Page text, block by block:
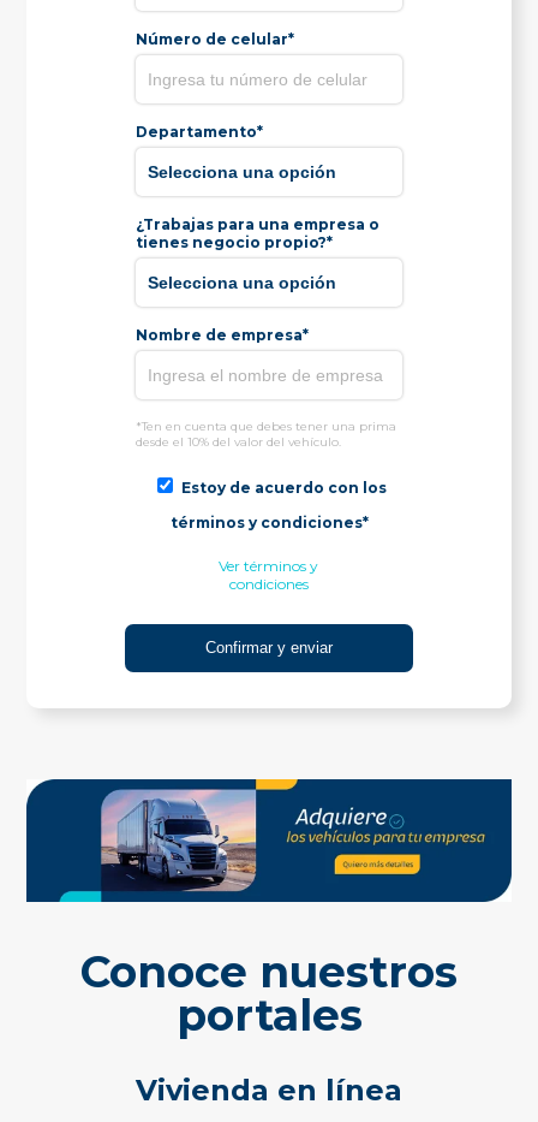
Número de celular*
Departamento*
¿Trabajas para una empresa o
tienes negocio propio?*
Nombre de empresa*
*Ten en cuenta que debes tener una prima
desde el 10% del valor del vehículo.
Estoy de acuerdo con los
términos y condiciones*
Ver términos y
condiciones
Conoce nuestros
portales
Vivienda en línea